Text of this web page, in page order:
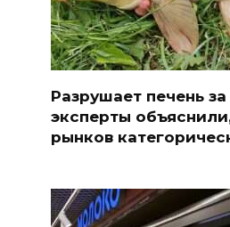
Разрушает печень
эксперты
рынков